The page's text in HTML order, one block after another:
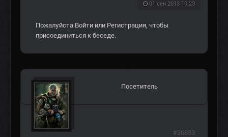
01 сен 2013 10:23
Пожалуйста Войти или Регистрация , чтобы
присоединиться к беседе.
Посетитель
#26853